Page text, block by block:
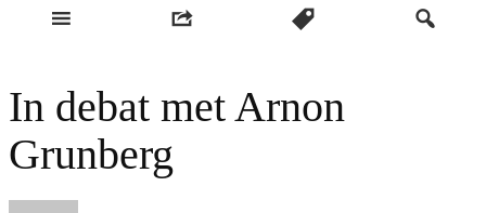
In debat met Arnon
Grunberg